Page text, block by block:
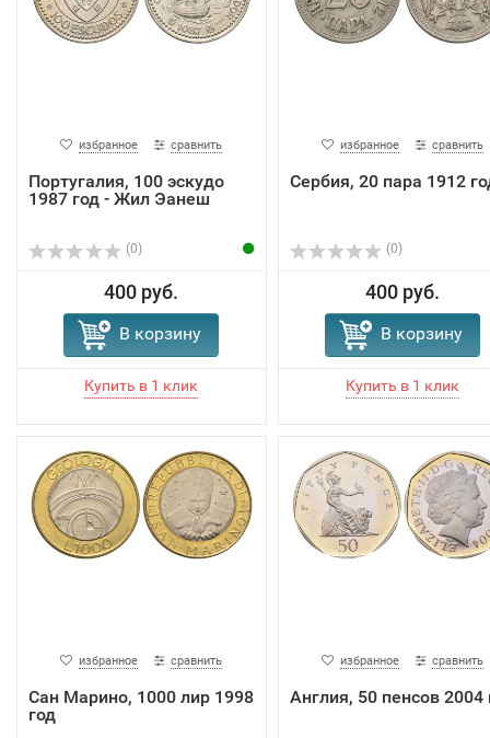
избранное сравнить
Португалия, 100 эскудо
1987 год - Жил Эанеш
(0)
400 руб.
В корзину
избранное сравнить
Сербия, 20 пара 1912
(0)
400 руб.
В корзину
избранное сравнить
Сан Марино, 1000 лир 1998
год
избранное сравнить
Англия, 50 пенсов 2004